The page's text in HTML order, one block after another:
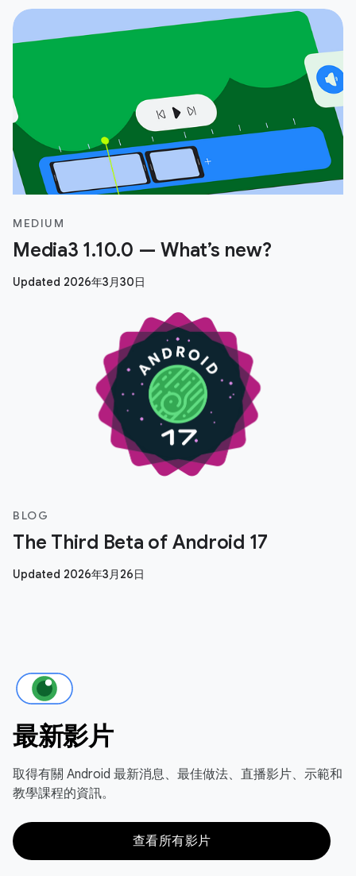
MEDIUM
Media3 1.10.0 — What’s new?
Updated 2026年3月30日
BLOG
The Third Beta of Android 17
Updated 2026年3月26日
最新影片
取得有關 Android 最新消息、最佳做法、直播影片、示範和
教學課程的資訊。
查看所有影片